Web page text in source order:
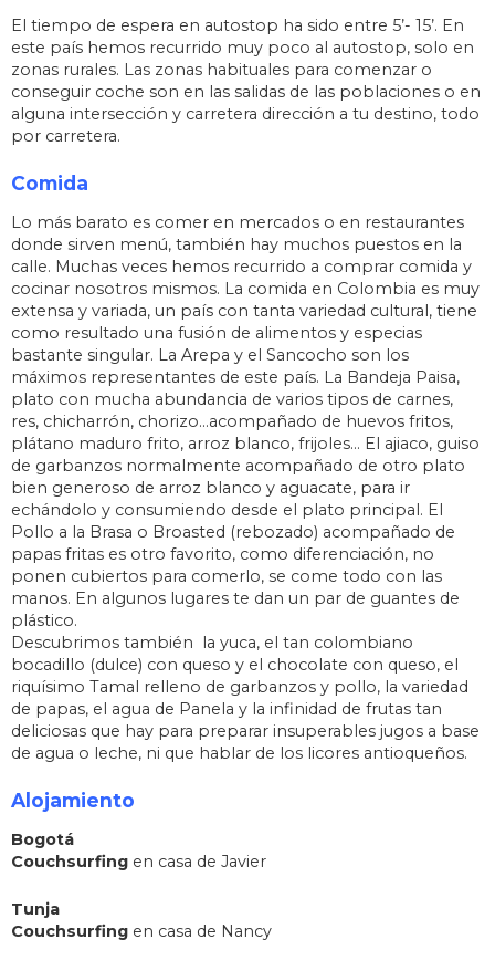
El tiempo de espera en autostop ha sido entre 5’- 15’. En
este país hemos recurrido muy poco al autostop, solo en
zonas rurales. Las zonas habituales para comenzar o
conseguir coche son en las salidas de las poblaciones o en
alguna intersección y carretera dirección a tu destino, todo
por carretera.
Comida
Lo más barato es comer en mercados o en restaurantes
donde sirven menú, también hay muchos puestos en la
calle. Muchas veces hemos recurrido a comprar comida y
cocinar nosotros mismos. La comida en Colombia es muy
extensa y variada, un país con tanta variedad cultural, tiene
como resultado una fusión de alimentos y especias
bastante singular. La Arepa y el Sancocho son los
máximos representantes de este país. La Bandeja Paisa,
plato con mucha abundancia de varios tipos de carnes,
res, chicharrón, chorizo…acompañado de huevos fritos,
plátano maduro frito, arroz blanco, frijoles… El ajiaco, guiso
de garbanzos normalmente acompañado de otro plato
bien generoso de arroz blanco y aguacate, para ir
echándolo y consumiendo desde el plato principal. El
Pollo a la Brasa o Broasted (rebozado) acompañado de
papas fritas es otro favorito, como diferenciación, no
ponen cubiertos para comerlo, se come todo con las
manos. En algunos lugares te dan un par de guantes de
plástico.
Descubrimos también la yuca, el tan colombiano
bocadillo (dulce) con queso y el chocolate con queso, el
riquísimo Tamal relleno de garbanzos y pollo, la variedad
de papas, el agua de Panela y la infinidad de frutas tan
deliciosas que hay para preparar insuperables jugos a base
de agua o leche, ni que hablar de los licores antioqueños.
Alojamiento
Bogotá
Couchsurfing en casa de Javier
Tunja
Couchsurfing en casa de Nancy